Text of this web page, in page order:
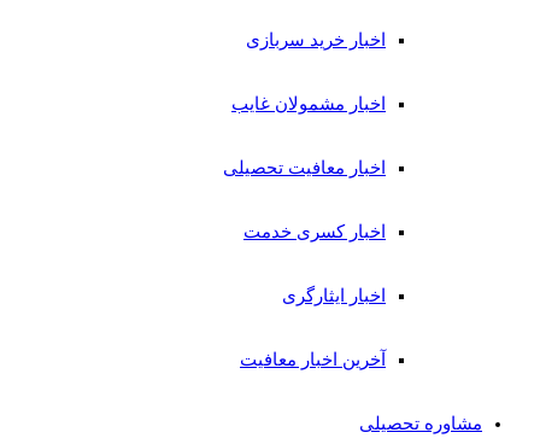
اخبار خرید سربازی
اخبار مشمولان غایب
اخبار معافیت تحصیلی
اخبار کسری خدمت
اخبار ایثارگری
آخرین اخبار معافیت
مشاوره تحصیلی